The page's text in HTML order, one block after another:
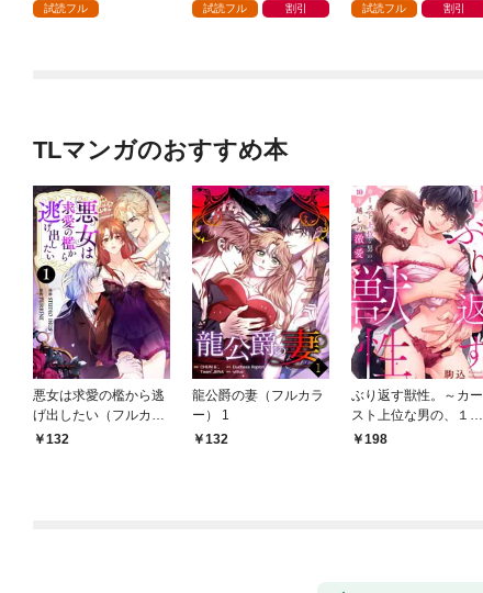
試読フル 試読フル 割引 試読フル 割引
TLマンガのおすすめ本
悪女は求愛の檻から逃
げ出したい（フルカラ
ー） 1
132
龍公爵の妻（フルカラ
ー） 1
132
ぶり返す獣性。～カー
スト上位な男の、１０
年越しの激愛１
198